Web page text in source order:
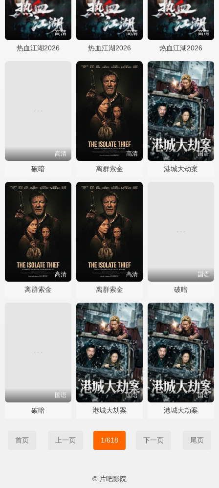
高清
热血江湖2026
高清
热血江湖2026
高清
热血江湖2026
高清
破暗
高清
离群索金
国语
港城大劫案
高清
离群索金
高清
离群索金
国语
破暗
国语
破暗
国语
港城大劫案
国语
港城大劫案
首页 上一页 1/618 下一页 尾页
© 片吧影院